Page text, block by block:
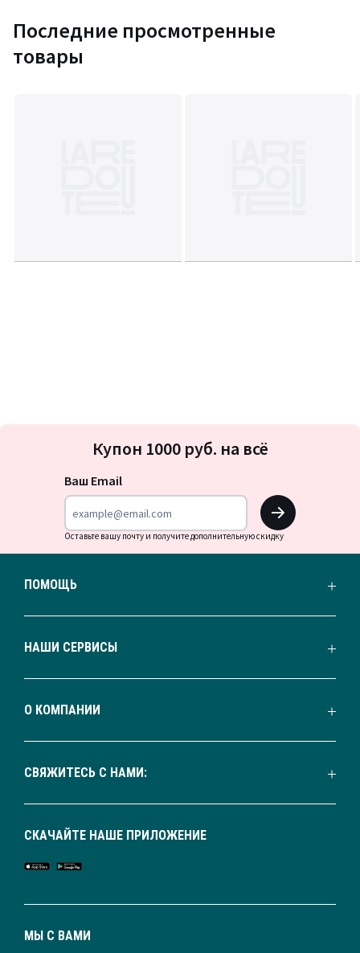
Последние просмотренные
товары
на
Купон 1000 руб. на всё
Ваш Email
OK
Оставьте вашу почту и получите дополнительную скидку
ПОМОЩЬ
НАШИ СЕРВИСЫ
О КОМПАНИИ
СВЯЖИТЕСЬ С НАМИ:
МЫ С ВАМИ
СКАЧАЙТЕ НАШЕ ПРИЛОЖЕНИЕ